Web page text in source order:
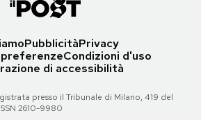
PubblicitàPrivacy
Condizioni d'uso
di accessibilità
presso il Tribunale di Milano, 419 del
2610-9980